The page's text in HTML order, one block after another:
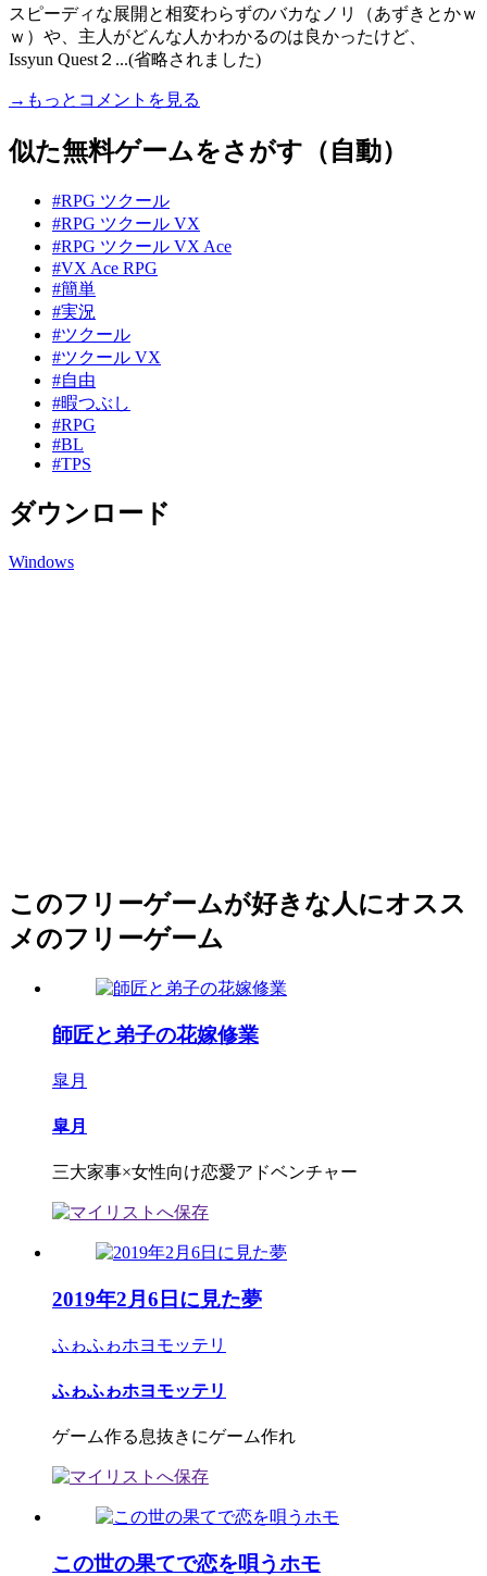
スピーディな展開と相変わらずのバカなノリ（あずきとかｗ
ｗ）や、主人がどんな人かわかるのは良かったけど、
Issyun Quest２...(省略されました)
→もっとコメントを見る
似た無料ゲームをさがす（自動）
#RPG ツクール
#RPG ツクール VX
#RPG ツクール VX Ace
#VX Ace RPG
#簡単
#実況
#ツクール
#ツクール VX
#自由
#暇つぶし
#RPG
#BL
#TPS
ダウンロード
Windows
このフリーゲームが好きな人にオスス
メのフリーゲーム
師匠と弟子の花嫁修業
皐月
皐月
三大家事×女性向け恋愛アドベンチャー
2019年2月6日に見た夢
ふゎふゎホヨモッテリ
ふゎふゎホヨモッテリ
ゲーム作る息抜きにゲーム作れ
この世の果てで恋を唄うホモ